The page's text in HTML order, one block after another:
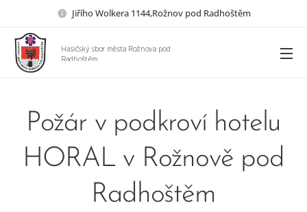
Jiřího Wolkera 1144,Rožnov pod Radhoštěm
Hasičský sbor města Rožnova pod
Radhoštěm
Požár v podkroví hotelu
HORAL v Rožnově pod
Radhoštěm